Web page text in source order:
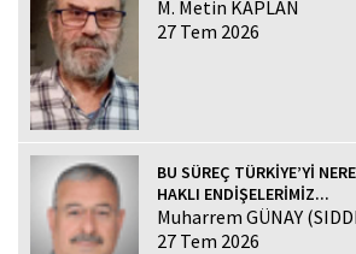
M. Metin KAPLAN
27 Tem 2026
BU SÜREÇ TÜRKİYE’Yİ
HAKLI ENDİŞELERİMİZ...
Muharrem GÜNAY
27 Tem 2026